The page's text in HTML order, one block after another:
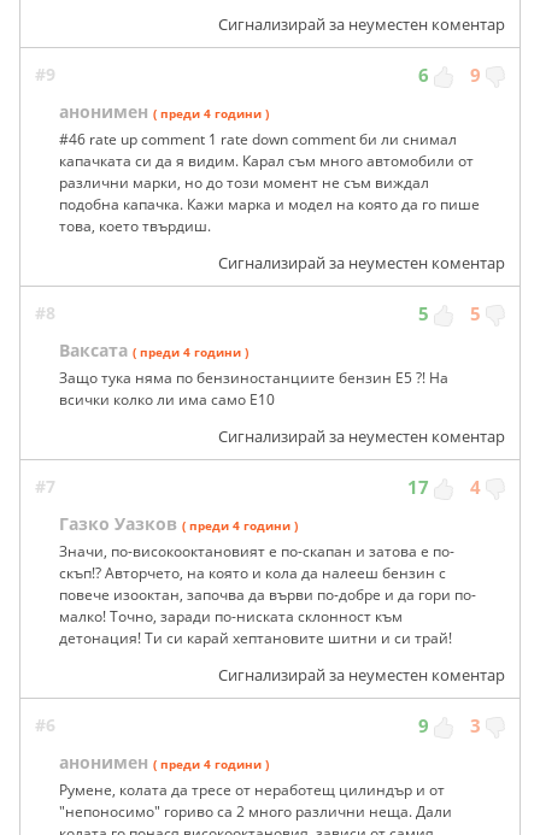
Сигнализирай за неуместен коментар
#9 6 9
анонимен ( преди 4 години )
#46 rate up comment 1 rate down comment би ли снимал
капачката си да я видим. Карал съм много автомобили от
различни марки, но до този момент не съм виждал
подобна капачка. Кажи марка и модел на която да го пише
това, което твърдиш.
Сигнализирай за неуместен коментар
#8 5 5
Ваксата ( преди 4 години )
Защо тука няма по бензиностанциите бензин Е5 ?! На
всички колко ли има само Е10
Сигнализирай за неуместен коментар
#7 17 4
Газко Уазков ( преди 4 години )
Значи, по-високооктановият е по-скапан и затова е по-
скъп!? Авторчето, на която и кола да налееш бензин с
повече изооктан, започва да върви по-добре и да гори по-
малко! Точно, заради по-ниската склонност към
детонация! Ти си карай хептановите шитни и си трай!
Сигнализирай за неуместен коментар
#6 9 3
анонимен ( преди 4 години )
Румене, колата да тресе от неработещ цилиндър и от
"непоносимо" гориво са 2 много различни неща. Дали